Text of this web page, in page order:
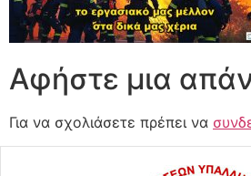
Αφήστε μια
Για να σχολιάσετε πρέπει να